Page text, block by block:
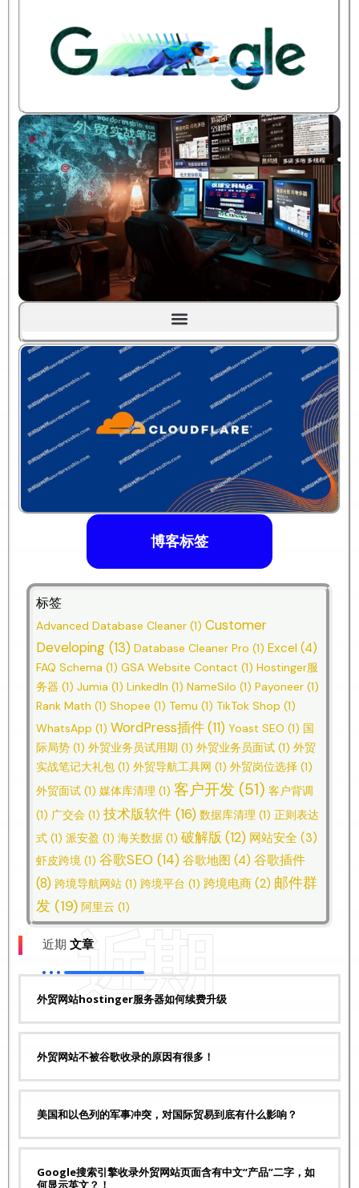
博客标签
标签
Advanced Database Cleaner (1) Customer
Developing (13) Database Cleaner Pro (1) Excel (4)
FAQ Schema (1) GSA Website Contact (1) Hostinger服
务器 (1) Jumia (1) LinkedIn (1) NameSilo (1) Payoneer (1)
Rank Math (1) Shopee (1) Temu (1) TikTok Shop (1)
WhatsApp (1) WordPress插件(11) Yoast SEO (1) 国
际局势 (1) 外贸业务员试用期 (1) 外贸业务员面试 (1) 外贸
实战笔记大礼包 (1) 外贸导航工具网 (1) 外贸岗位选择 (1)
外贸面试 (1) 媒体库清理 (1) 客户开发 (51) 客户背调
(1) 广交会 (1) 技术版软件 (16) 数据库清理 (1) 正则表达
式 (1) 派安盈 (1) 海关数据 (1) 破解版 (12) 网站安全 (3)
虾皮跨境 (1) 谷歌SEO (14) 谷歌地图 (4) 谷歌插件
(8) 跨境导航网站 (1) 跨境平台 (1) 跨境电商 (2) 邮件群
发 (19) 阿里云 (1)
近期
近期 文章
外贸网站hostinger服务器如何续费升级
外贸网站不被谷歌收录的原因有很多！
美国和以色列的军事冲突，对国际贸易到底有什么影响？
Google搜索引擎收录外贸网站页面含有中文“产品”二字，如